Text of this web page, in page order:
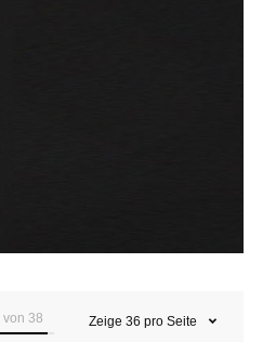
von 38 Zeige 36 pro Seite